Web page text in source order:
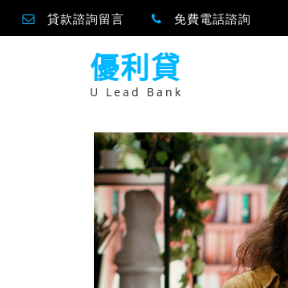
貸款諮詢留言 免費電話諮詢
優利貸
U Lead Bank